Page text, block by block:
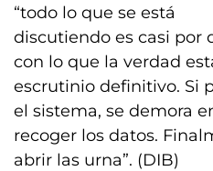
“todo lo que se está
discutiendo es casi por
con lo que la verdad
escrutinio definitivo. Si
el sistema, se demora
recoger los datos.
abrir las urna”. (DIB)